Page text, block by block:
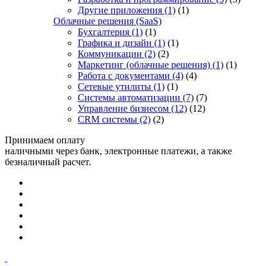
Другие приложения (1) (1)
Облачные решения (SaaS)
Бухгалтерия (1) (1)
Графика и дизайн (1) (1)
Коммуникации (2) (2)
Маркетинг (облачные решения) (1) (1)
Работа с документами (4) (4)
Сетевые утилиты (1) (1)
Системы автоматизации (7) (7)
Управление бизнесом (12) (12)
CRM системы (2) (2)
Принимаем оплату
наличными через банк, электронные платежи, а также
безналичный расчет.